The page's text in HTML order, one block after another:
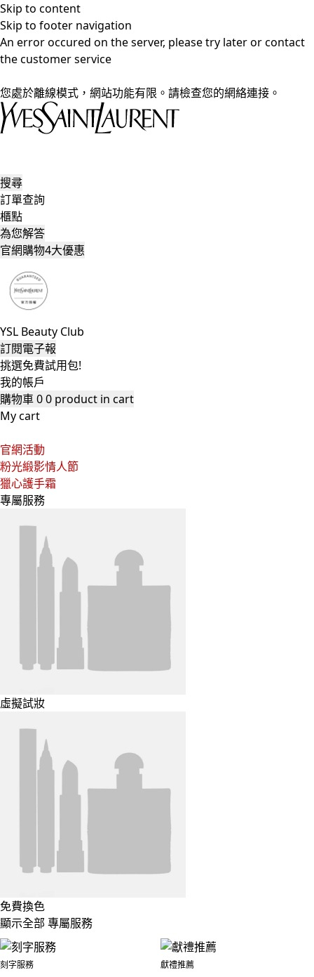
Skip to content
Skip to footer navigation
An error occured on the server, please try later or contact
the customer service
您處於離線模式，網站功能有限。請檢查您的網絡連接。
搜尋
訂單查詢
櫃點
為您解答
官網購物4大優惠
YSL Beauty Club
訂閱電子報
挑選免費試用包!
我的帳戶
購物車00 product in cart
My cart
官網活動
粉光緞影情人節
獵心護手霜
專屬服務
虛擬試妝
免費換色
顯示全部 專屬服務
刻字服務 獻禮推薦